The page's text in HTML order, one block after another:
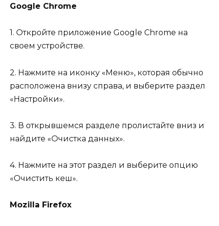
Google Chrome
1. Откройте приложение Google Chrome на
своем устройстве.
2. Нажмите на иконку «Меню», которая обычно
расположена внизу справа, и выберите раздел
«Настройки».
3. В открывшемся разделе пролистайте вниз и
найдите «Очистка данных».
4. Нажмите на этот раздел и выберите опцию
«Очистить кеш».
Mozilla Firefox